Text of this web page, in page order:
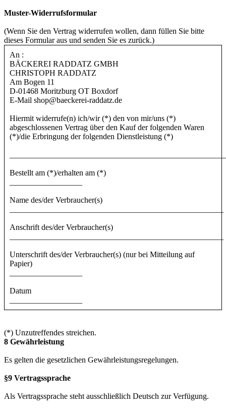
Muster-Widerrufsformular
(Wenn Sie den Vertrag widerrufen wollen, dann füllen Sie bitte
dieses Formular aus und senden Sie es zurück.)
An :
BÄCKEREI RADDATZ GMBH
CHRISTOPH RADDATZ
Am Bogen 11
D-01468 Moritzburg OT Boxdorf
E-Mail shop@baeckerei-raddatz.de
Hiermit widerrufe(n) ich/wir (*) den von mir/uns (*)
abgeschlossenen Vertrag über den Kauf der folgenden Waren
(*)/die Erbringung der folgenden Dienstleistung (*)
Bestellt am (*)/erhalten am (*)
Name des/der Verbraucher(s)
Anschrift des/der Verbraucher(s)
Unterschrift des/der Verbraucher(s) (nur bei Mitteilung auf
Papier)
Datum
(*) Unzutreffendes streichen.
8 Gewährleistung
Es gelten die gesetzlichen Gewährleistungsregelungen.
§9 Vertragssprache
Als Vertragssprache steht ausschließlich Deutsch zur Verfügung.